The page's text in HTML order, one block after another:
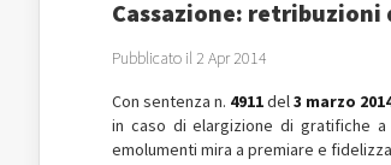
Cassazione:
Pubblicato il 2 Apr 2014
Con sentenza n. 4911del3 marzo
in caso di elargizione di gratifiche
emolumenti mira a premiare e